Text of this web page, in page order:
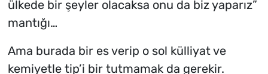
ülkede bir şeyler olacaksa onu da biz yaparız”
mantığı…
Ama burada bir es verip o sol külliyat ve
kemiyetle tip’i bir tutmamak da gerekir.